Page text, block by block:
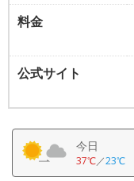
料金
公式サイト
今日
37℃／23℃